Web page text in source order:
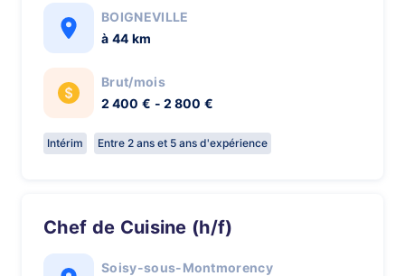
BOIGNEVILLE
à 44 km
Brut/mois
2 400 € - 2 800 €
Intérim Entre 2 ans et 5 ans d'expérience
Chef de Cuisine (h/f)
Soisy-sous-Montmorency